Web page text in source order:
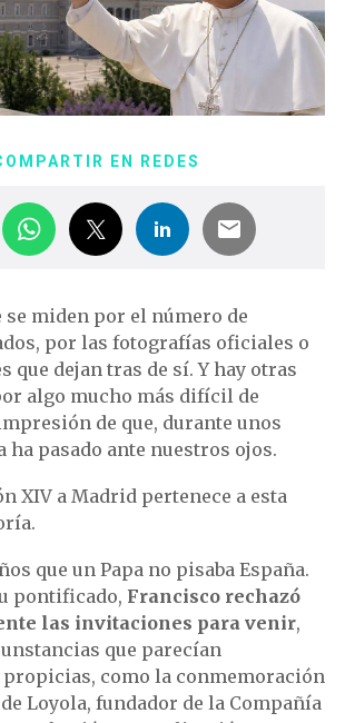
EN REDES
se miden por el número de
por las fotografías oficiales o
que dejan tras de sí. Y hay otras
algo mucho más difícil de
de que, durante unos
ha pasado ante nuestros ojos.
XIV a Madrid pertenece a esta
que un Papa no pisaba España.
pontificado, Francisco rechazó
las invitaciones para venir,
que parecían
como la conmemoración
Loyola, fundador de la Compañía